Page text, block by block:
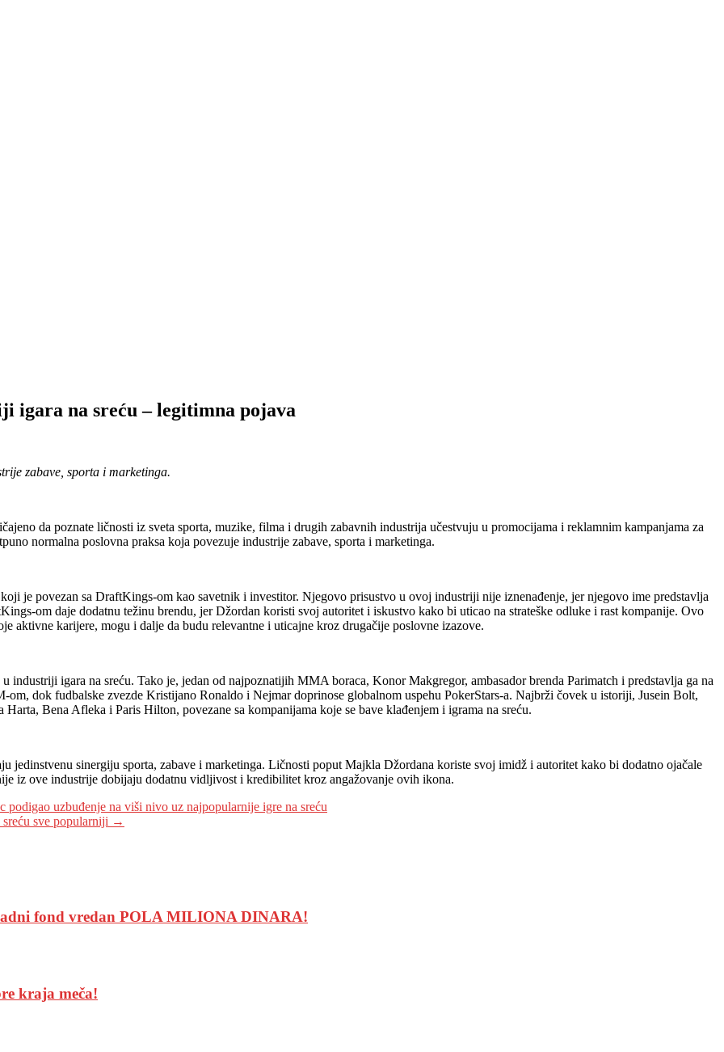
igara na sreću – legitimna pojava
zabave, sporta i marketinga.
da poznate ličnosti iz sveta sporta, muzike, filma i drugih zabavnih industrija učestvuju u promocijama i reklamnim kampanjama za
normalna poslovna praksa koja povezuje industrije zabave, sporta i marketinga.
je povezan sa DraftKings-om kao savetnik i investitor. Njegovo prisustvo u ovoj industriji nije iznenađenje, jer njegovo ime predstavlja
om daje dodatnu težinu brendu, jer Džordan koristi svoj autoritet i iskustvo kako bi uticao na strateške odluke i rast kompanije. Ovo
aktivne karijere, mogu i dalje da budu relevantne i uticajne kroz drugačije poslovne izazove.
industriji igara na sreću. Tako je, jedan od najpoznatijih MMA boraca, Konor Makgregor, ambasador brenda Parimatch i predstavlja ga na
dok fudbalske zvezde Kristijano Ronaldo i Nejmar doprinose globalnom uspehu PokerStars-a. Najbrži čovek u istoriji, Jusein Bolt,
Bena Afleka i Paris Hilton, povezane sa kompanijama koje se bave klađenjem i igrama na sreću.
jedinstvenu sinergiju sporta, zabave i marketinga. Ličnosti poput Majkla Džordana koriste svoj imidž i autoritet kako bi dodatno ojačale
iz ove industrije dobijaju dodatnu vidljivost i kredibilitet kroz angažovanje ovih ikona.
uzbuđenje na viši nivo uz najpopularnije igre na sreću
sve popularniji →
fond vredan POLA MILIONA DINARA!
kraja meča!